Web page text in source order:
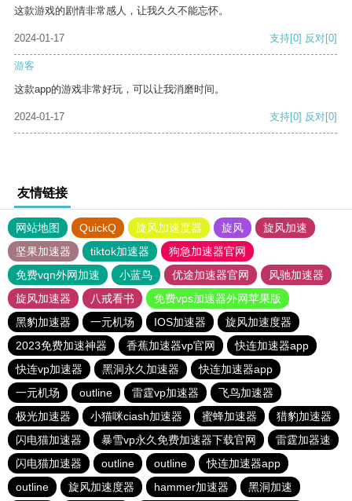
这款游戏的剧情非常感人，让我久久不能忘怀。
2024-01-17 支持[0] 反对[0]
游客
这款app的游戏非常好玩，可以让我消磨时间。
2024-01-17 支持[0] 反对[0]
友情链接
网站地图 QuickQ 旋风加速度器 旋风
旋风加速
坚果加速器
tiktok加速器
狗急加速器官网
免费vqn外网加速
小蓝鸟 优途加速器官网
风驰加速器
旋风加速器
八戒看书
免费vps加速器外网苹果版
黑豹加速器
一元机场 IOS加速器
旋风加速度器
2023免费加速神器
香蕉加速器vp官网
快连加速器app
快连vp加速器
黑洞永久加速器
快连加速器app
一元机场
outline 雷霆vp加速器
飞鸟加速器
极光加速器
小猫咪ciash加速器 蜜蜂加速器
猎豹加速器
闪电猫加速器
暴雪vp永久免费加速器下载官网
雷霆加器速
闪电猫加速器
outline outline
快连加速器app
outline
旋风加速度器 hammer加速器 黑洞加速